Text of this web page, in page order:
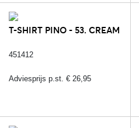
T-SHIRT PINO - 53. CREAM
451412
Adviesprijs p.st. € 26,95